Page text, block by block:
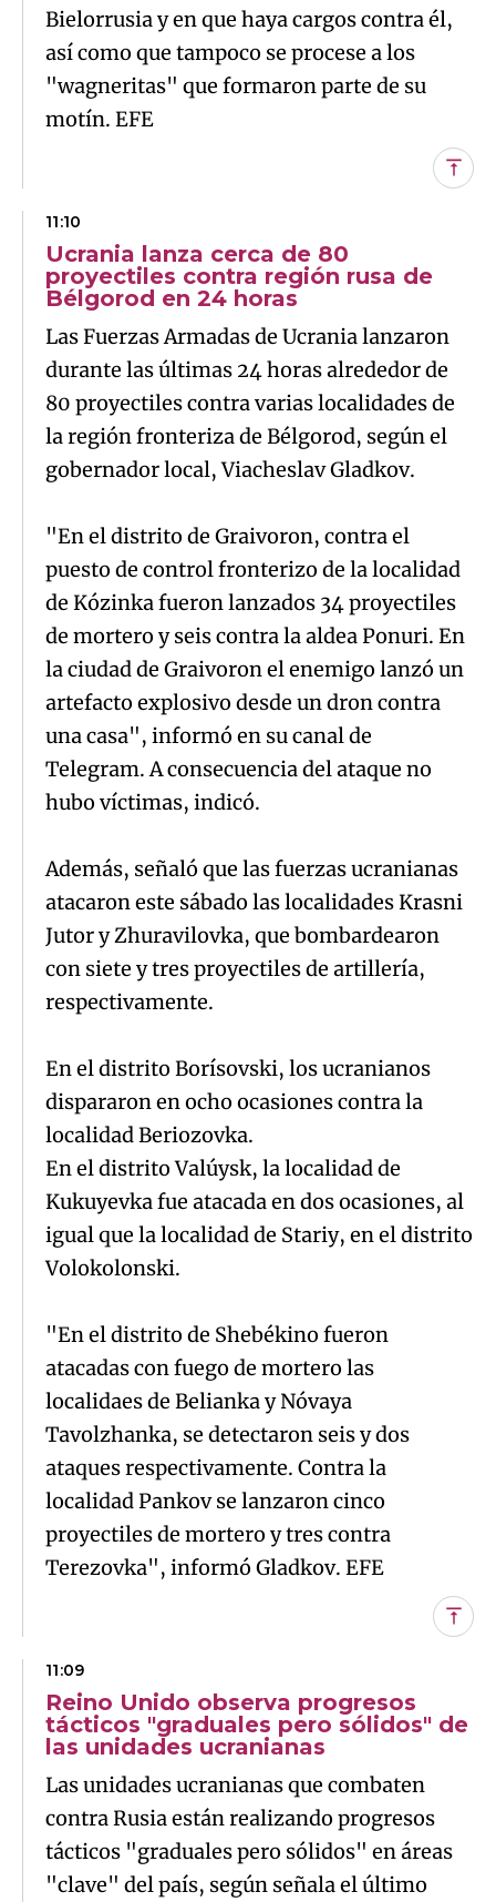
Bielorrusia y en que haya cargos contra él,
así como que tampoco se procese a los
"wagneritas" que formaron parte de su
motín. EFE
11:10
Ucrania lanza cerca de 80
proyectiles contra región rusa de
Bélgorod en 24 horas
Las Fuerzas Armadas de Ucrania lanzaron
durante las últimas 24 horas alrededor de
80 proyectiles contra varias localidades de
la región fronteriza de Bélgorod, según el
gobernador local, Viacheslav Gladkov.
"En el distrito de Graivoron, contra el
puesto de control fronterizo de la localidad
de Kózinka fueron lanzados 34 proyectiles
de mortero y seis contra la aldea Ponuri. En
la ciudad de Graivoron el enemigo lanzó un
artefacto explosivo desde un dron contra
una casa", informó en su canal de
Telegram. A consecuencia del ataque no
hubo víctimas, indicó.
Además, señaló que las fuerzas ucranianas
atacaron este sábado las localidades Krasni
Jutor y Zhuravilovka, que bombardearon
con siete y tres proyectiles de artillería,
respectivamente.
En el distrito Borísovski, los ucranianos
dispararon en ocho ocasiones contra la
localidad Beriozovka.
En el distrito Valúysk, la localidad de
Kukuyevka fue atacada en dos ocasiones, al
igual que la localidad de Stariy, en el distrito
Volokolonski.
"En el distrito de Shebékino fueron
atacadas con fuego de mortero las
localidaes de Belianka y Nóvaya
Tavolzhanka, se detectaron seis y dos
ataques respectivamente. Contra la
localidad Pankov se lanzaron cinco
proyectiles de mortero y tres contra
Terezovka", informó Gladkov. EFE
11:09
Reino Unido observa progresos
tácticos "graduales pero sólidos" de
las unidades ucranianas
Las unidades ucranianas que combaten
contra Rusia están realizando progresos
tácticos "graduales pero sólidos" en áreas
"clave" del país, según señala el último